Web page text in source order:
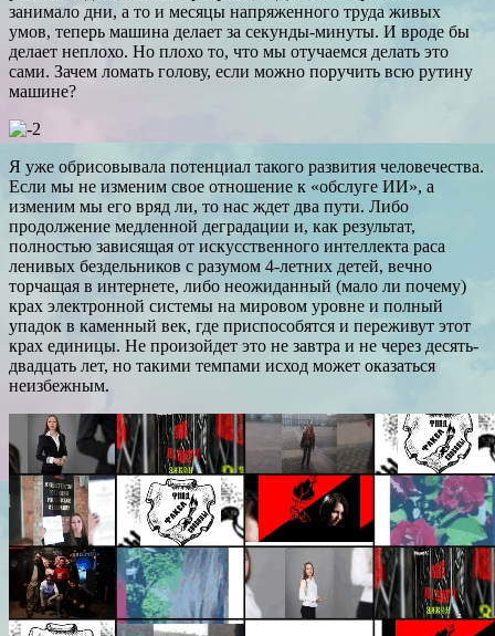
занимало дни, а то и месяцы напряженного труда живых
умов, теперь машина делает за секунды-минуты. И вроде бы
делает неплохо. Но плохо то, что мы отучаемся делать это
сами. Зачем ломать голову, если можно поручить всю рутину
машине?
Я уже обрисовывала потенциал такого развития человечества.
Если мы не изменим свое отношение к «обслуге ИИ», а
изменим мы его вряд ли, то нас ждет два пути. Либо
продолжение медленной деградации и, как результат,
полностью зависящая от искусственного интеллекта раса
ленивых бездельников с разумом 4-летних детей, вечно
торчащая в интернете, либо неожиданный (мало ли почему)
крах электронной системы на мировом уровне и полный
упадок в каменный век, где приспособятся и переживут этот
крах единицы. Не произойдет это не завтра и не через десять-
двадцать лет, но такими темпами исход может оказаться
неизбежным.